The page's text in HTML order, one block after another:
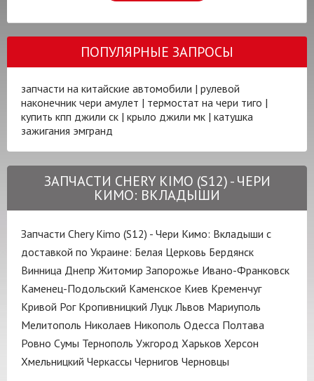
ПОПУЛЯРНЫЕ ЗАПРОСЫ
запчасти на китайские автомобили | рулевой
наконечник чери амулет | термостат на чери тиго |
купить кпп джили ск | крыло джили мк | катушка
зажигания эмгранд
ЗАПЧАСТИ CHERY KIMO (S12) - ЧЕРИ
КИМО: ВКЛАДЫШИ
Запчасти Chery Kimo (S12) - Чери Кимо: Вкладыши с
доставкой по Украине: Белая Церковь Бердянск
Винница Днепр Житомир Запорожье Ивано-Франковск
Каменец-Подольский Каменское Киев Кременчуг
Кривой Рог Кропивницкий Луцк Львов Мариуполь
Мелитополь Николаев Никополь Одесса Полтава
Ровно Сумы Тернополь Ужгород Харьков Херсон
Хмельницкий Черкассы Чернигов Черновцы